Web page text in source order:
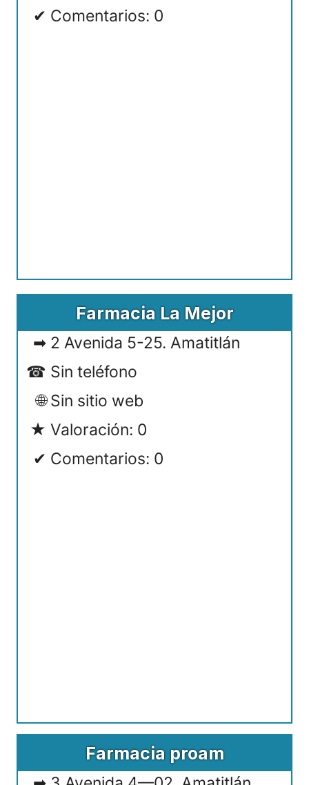
Comentarios: 0
Farmacia La Mejor
2 Avenida 5-25. Amatitlán
Sin teléfono
Sin sitio web
Valoración: 0
Comentarios: 0
Farmacia proam